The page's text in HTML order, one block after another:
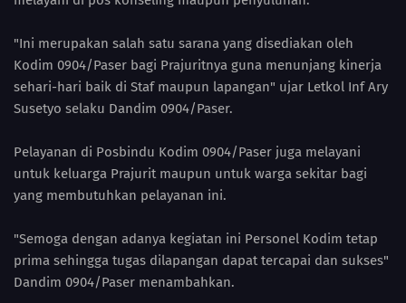
"Ini merupakan salah satu sarana yang disediakan oleh
Kodim 0904/Paser bagi Prajuritnya guna menunjang kinerja
sehari-hari baik di Staf maupun lapangan" ujar Letkol Inf Ary
Susetyo selaku Dandim 0904/Paser.
Pelayanan di Posbindu Kodim 0904/Paser juga melayani
untuk keluarga Prajurit maupun untuk warga sekitar bagi
yang membutuhkan pelayanan ini.
"Semoga dengan adanya kegiatan ini Personel Kodim tetap
prima sehingga tugas dilapangan dapat tercapai dan sukses"
Dandim 0904/Paser menambahkan.